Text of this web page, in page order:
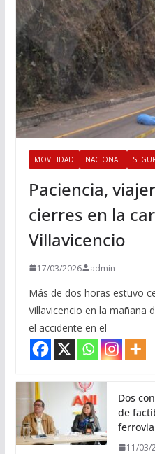
MOVILIDAD NACIONAL
Paciencia,
cierres en la
Villavicencio
17/03/2026 admin
Más de dos horas estuvo
Villavicencio en la mañana
el accidente en el
Dos
de
11/03/